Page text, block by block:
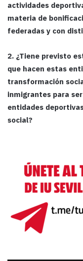
actividades
materia de
federadas y con
2. ¿Tiene previsto
que hacen estas
transformación
inmigrantes para
entidades
social?